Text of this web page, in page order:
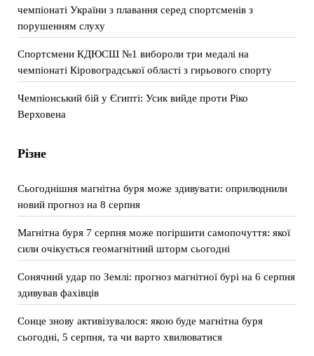
чемпіонаті України з плавання серед спортсменів з
порушенням слуху
Спортсмени КДЮСШ №1 вибороли три медалі на
чемпіонаті Кіровоградської області з гирьового спорту
Чемпіонський бій у Єгипті: Усик вийде проти Ріко
Верховена
Різне
Сьогоднішня магнітна буря може здивувати: оприлюднили
новий прогноз на 8 серпня
Магнітна буря 7 серпня може погіршити самопочуття: якої
сили очікується геомагнітний шторм сьогодні
Сонячний удар по Землі: прогноз магнітної бурі на 6 серпня
здивував фахівців
Сонце знову активізувалося: якою буде магнітна буря
сьогодні, 5 серпня, та чи варто хвилюватися